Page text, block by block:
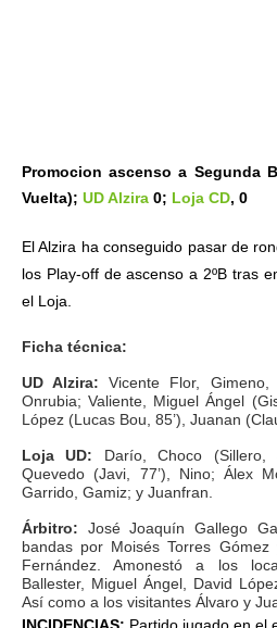
Promocion ascenso a Segunda
Vuelta); UD Alzira 0; Loja CD, 0
El Alzira ha conseguido pasar de
los Play-off de ascenso a 2ºB tras
el Loja.
Ficha técnica:
UD Alzira:Vicente Flor, Gimeno,
Onrubia; Valiente, Miguel Ángel
López (Lucas Bou, 85’), Juanan
Loja UD: Darío, Choco (Sillero,
Quevedo (Javi, 77’), Nino; Álex
Garrido, Gamiz; y Juanfran.
Árbitro: José Joaquín Gallego
bandas por Moisés Torres
Fernández. Amonestó a los
Ballester, Miguel Ángel, David
Así como a los visitantes Álvaro y
INCIDENCIAS: Partido jugado en el